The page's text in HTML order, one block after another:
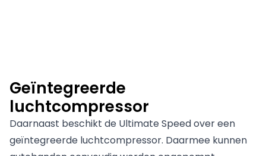
Geïntegreerde
luchtcompressor
Daarnaast beschikt de Ultimate Speed over een
geïntegreerde luchtcompressor. Daarmee kunnen